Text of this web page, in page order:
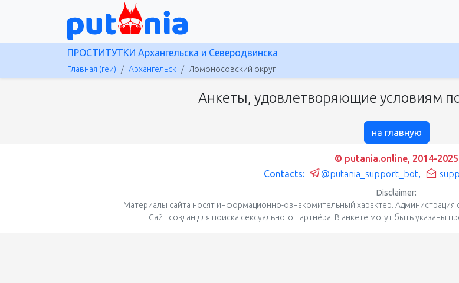
ПРОСТИТУТКИ Архангельска и Северодвинска
Главная (геи) Архангельск Ломоносовский округ
Анкеты, удовлетворяющие условиям
на главную
© putania.online, 2014-2025
Contacts:
@putania_support_bot,
Disclaimer:
Материалы сайта носят информационно-ознакомительный характер. Администрация
Сайт создан для поиска сексуального партнёра. В анкете могут быть указаны